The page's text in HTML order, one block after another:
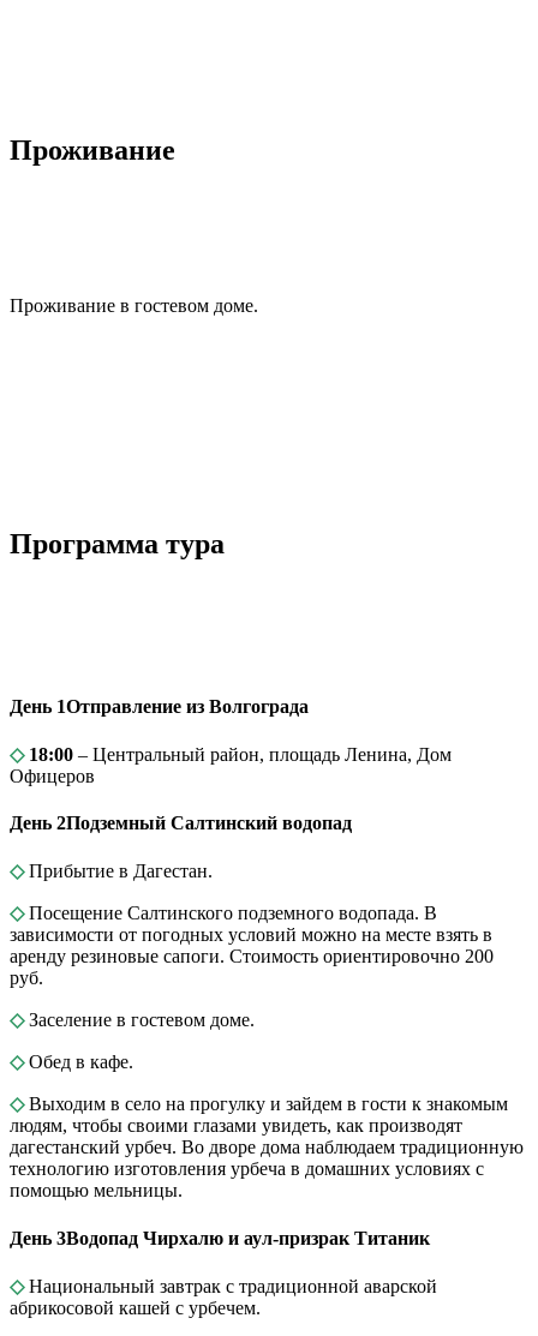
Проживание
Проживание в гостевом доме.
Программа тура
День 1Отправление из Волгограда
◇18:00 – Центральный район, площадь Ленина, Дом
Офицеров
День 2Подземный Салтинский водопад
◇Прибытие в Дагестан.
◇Посещение Салтинского подземного водопада. В
зависимости от погодных условий можно на месте взять в
аренду резиновые сапоги. Стоимость ориентировочно 200
руб.
◇Заселение в гостевом доме.
◇Обед в кафе.
◇Выходим в село на прогулку и зайдем в гости к знакомым
людям, чтобы своими глазами увидеть, как производят
дагестанский урбеч. Во дворе дома наблюдаем традиционную
технологию изготовления урбеча в домашних условиях с
помощью мельницы.
День 3Водопад Чирхалю и аул-призрак Титаник
◇Национальный завтрак с традиционной аварской
абрикосовой кашей с урбечем.